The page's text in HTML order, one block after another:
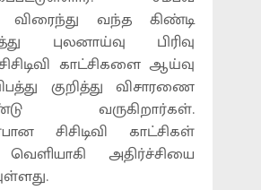
விரைந்து வந்த கிண்டி
புலனாய்வு பிரிவு
காட்சிகளை ஆய்வு
குறித்து விசாரணை
வருகிறார்கள்.
சிசிடிவி காட்சிகள்
அதிர்ச்சியை